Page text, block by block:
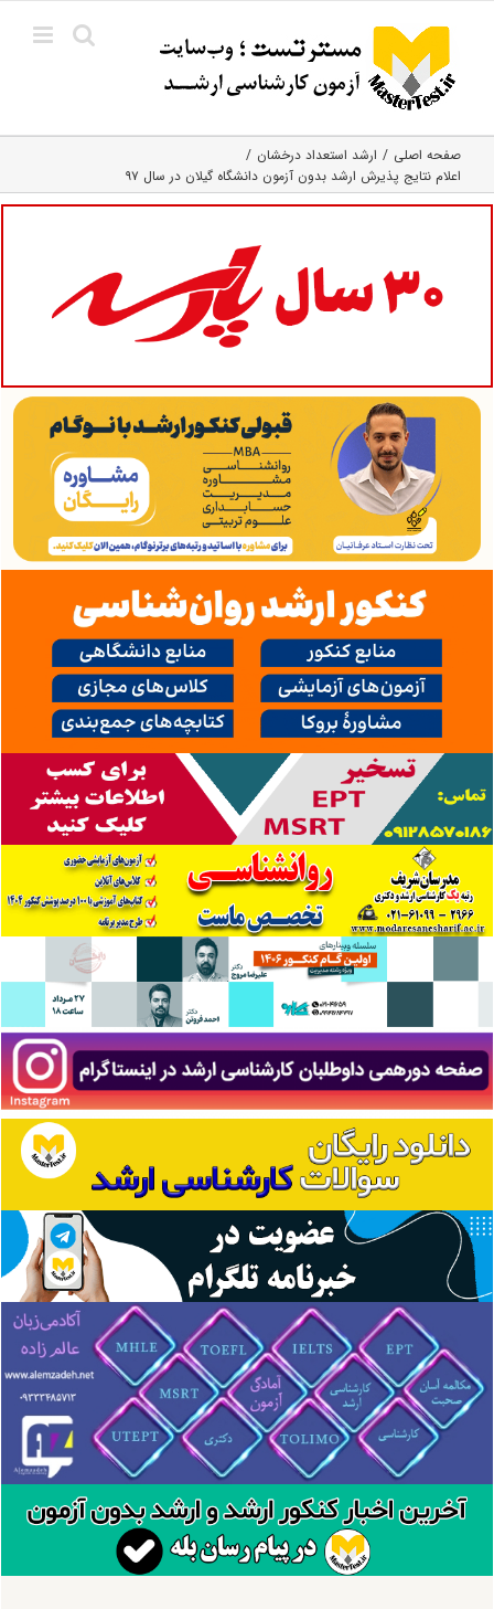
content
صفحه اصلی
ارشد استعداد درخشان
اعلام نتایج پذیرش ارشد بدون آزمون دانشگاه گیلان در سال ۹۷